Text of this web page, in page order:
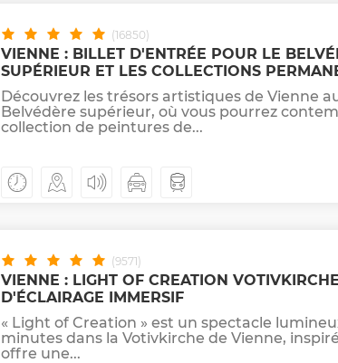
(16850)
VIENNE : BILLET D'ENTRÉE POUR LE
SUPÉRIEUR ET LES COLLECTIONS
Découvrez les trésors artistiques de Vienne
Belvédère supérieur, où vous pourrez
collection de peintures de...
(9571)
VIENNE : LIGHT OF CREATION
D'ÉCLAIRAGE IMMERSIF
« Light of Creation » est un spectacle
minutes dans la Votivkirche de Vienne,
offre une...